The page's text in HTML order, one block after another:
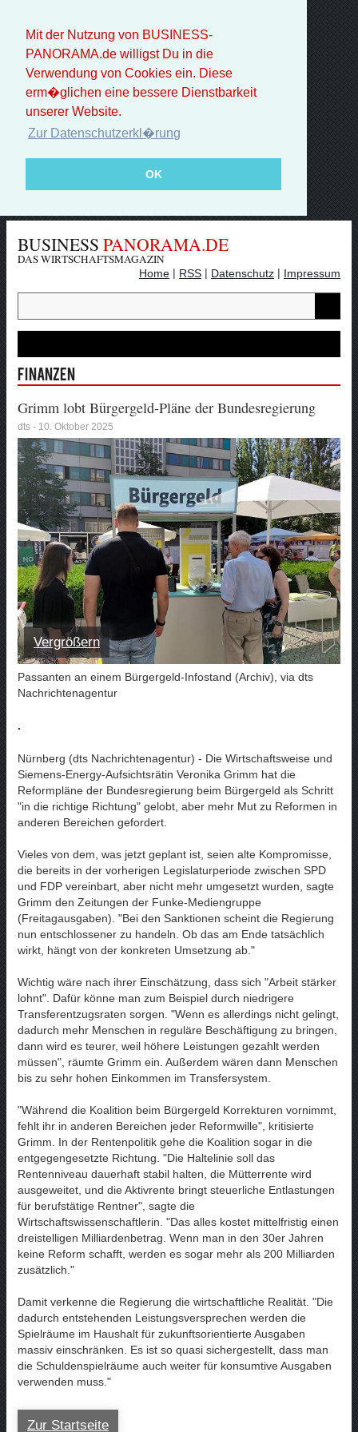
Mit der Nutzung von BUSINESS-
PANORAMA.de willigst Du in die
Verwendung von Cookies ein. Diese
erm�glichen eine bessere Dienstbarkeit
unserer Website.
Zur Datenschutzerkl�rung
OK
BUSINESS PANORAMA.DE
DAS WIRTSCHAFTSMAGAZIN
Home | RSS | Datenschutz | Impressum
Finanzen
Grimm lobt Bürgergeld-Pläne der Bundesregierung
dts - 10. Oktober 2025
Vergrößern
Passanten an einem Bürgergeld-Infostand (Archiv), via dts
Nachrichtenagentur
.
Nürnberg (dts Nachrichtenagentur) - Die Wirtschaftsweise und
Siemens-Energy-Aufsichtsrätin Veronika Grimm hat die
Reformpläne der Bundesregierung beim Bürgergeld als Schritt
"in die richtige Richtung" gelobt, aber mehr Mut zu Reformen in
anderen Bereichen gefordert.
Vieles von dem, was jetzt geplant ist, seien alte Kompromisse,
die bereits in der vorherigen Legislaturperiode zwischen SPD
und FDP vereinbart, aber nicht mehr umgesetzt wurden, sagte
Grimm den Zeitungen der Funke-Mediengruppe
(Freitagausgaben). "Bei den Sanktionen scheint die Regierung
nun entschlossener zu handeln. Ob das am Ende tatsächlich
wirkt, hängt von der konkreten Umsetzung ab."
Wichtig wäre nach ihrer Einschätzung, dass sich "Arbeit stärker
lohnt". Dafür könne man zum Beispiel durch niedrigere
Transferentzugsraten sorgen. "Wenn es allerdings nicht gelingt,
dadurch mehr Menschen in reguläre Beschäftigung zu bringen,
dann wird es teurer, weil höhere Leistungen gezahlt werden
müssen", räumte Grimm ein. Außerdem wären dann Menschen
bis zu sehr hohen Einkommen im Transfersystem.
"Während die Koalition beim Bürgergeld Korrekturen vornimmt,
fehlt ihr in anderen Bereichen jeder Reformwille", kritisierte
Grimm. In der Rentenpolitik gehe die Koalition sogar in die
entgegengesetzte Richtung. "Die Haltelinie soll das
Rentenniveau dauerhaft stabil halten, die Mütterrente wird
ausgeweitet, und die Aktivrente bringt steuerliche Entlastungen
für berufstätige Rentner", sagte die
Wirtschaftswissenschaftlerin. "Das alles kostet mittelfristig einen
dreistelligen Milliardenbetrag. Wenn man in den 30er Jahren
keine Reform schafft, werden es sogar mehr als 200 Milliarden
zusätzlich."
Damit verkenne die Regierung die wirtschaftliche Realität. "Die
dadurch entstehenden Leistungsversprechen werden die
Spielräume im Haushalt für zukunftsorientierte Ausgaben
massiv einschränken. Es ist so quasi sichergestellt, dass man
die Schuldenspielräume auch weiter für konsumtive Ausgaben
verwenden muss."
Zur Startseite